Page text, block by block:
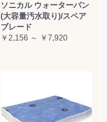
ソニカル ウォーターパン
(大容量汚水取り)/スペア
ブレード
￥2,156 ～ ￥7,920